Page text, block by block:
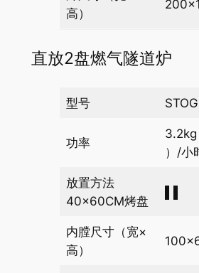
高）
直放2盘燃气隧道炉
型号
功率
3.2kg
）/小
放置方法
40×60CM烤盘
内膛尺寸（宽×
高）